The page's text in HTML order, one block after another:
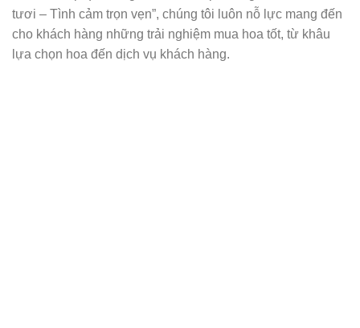
tươi – Tình cảm trọn vẹn”, chúng tôi luôn nỗ lực mang đến
cho khách hàng những trải nghiệm mua hoa tốt, từ khâu
lựa chọn hoa đến dịch vụ khách hàng.